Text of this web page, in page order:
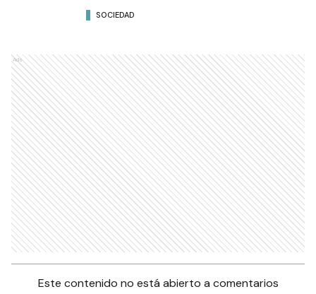
SOCIEDAD
Ads
Este contenido no está abierto a comentarios